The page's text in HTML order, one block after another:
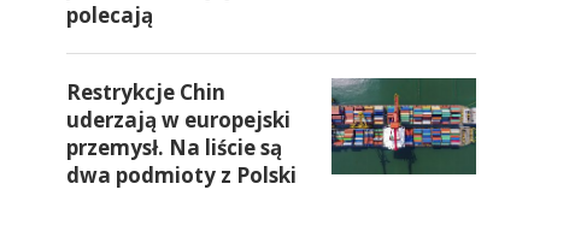
polecają
Restrykcje Chin
uderzają w europejski
przemysł. Na liście są
dwa podmioty z Polski